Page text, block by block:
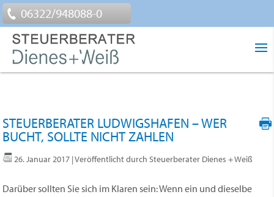
06322/948088-0
STEUERBERATER LUDWIGSHAFEN – WER
BUCHT, SOLLTE NICHT ZAHLEN
26. Januar 2017 | Veröffentlicht durch Steuerberater Dienes + Weiß
Darüber sollten Sie sich im Klaren sein: Wenn ein und dieselbe